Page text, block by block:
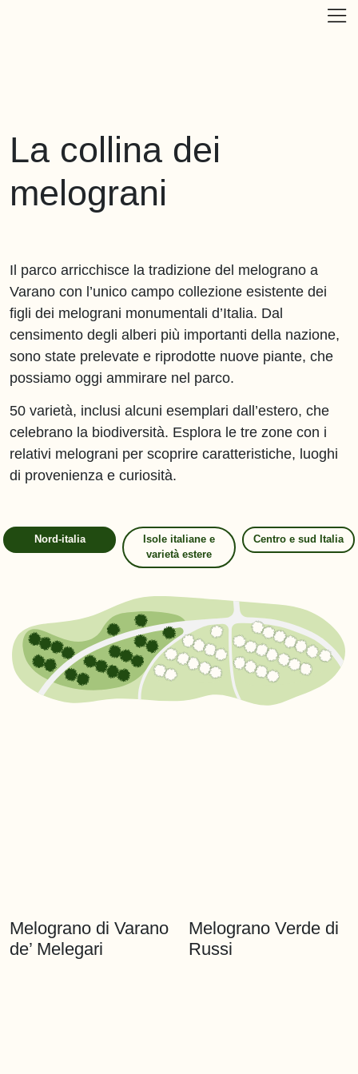
La collina dei
melograni
Il parco arricchisce la tradizione del melograno a
Varano con l’unico campo collezione esistente dei
figli dei melograni monumentali d’Italia. Dal
censimento degli alberi più importanti della
nazione, sono state prelevate e riprodotte nuove
piante, che possiamo oggi ammirare nel parco.
50 varietà, inclusi alcuni esemplari dall’estero, che
celebrano la biodiversità. Esplora le tre zone con i
relativi melograni per scoprire caratteristiche,
luoghi di provenienza e curiosità.
Nord-italia
Isole italiane e
varietà estere
Centro e sud Italia
Manfredonia
Gessopalena
Taormina
Melograno di
Varano de’ Melegari
Melograno Verde di
Russi